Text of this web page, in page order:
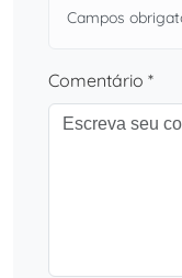
Campos
Comentário *